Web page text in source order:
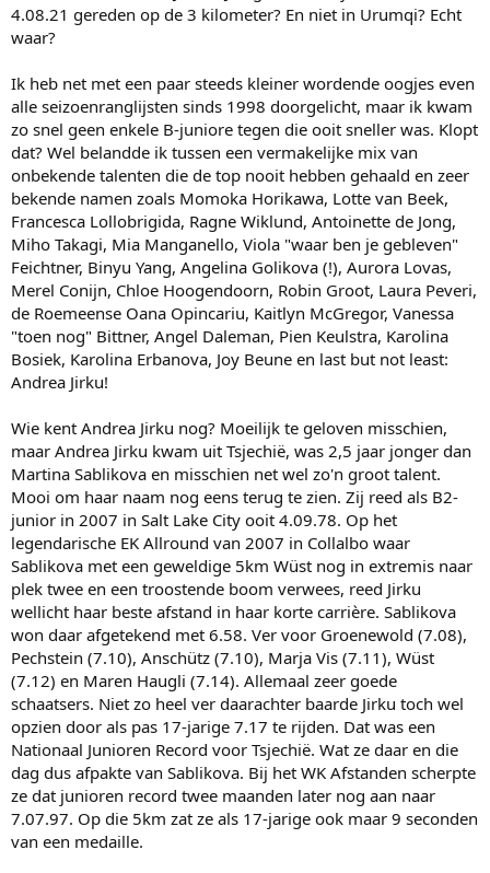
4.08.21 gereden op de 3 kilometer? En niet in Urumqi? Echt
waar?
Ik heb net met een paar steeds kleiner wordende oogjes even
alle seizoenranglijsten sinds 1998 doorgelicht, maar ik kwam
zo snel geen enkele B-juniore tegen die ooit sneller was. Klopt
dat? Wel belandde ik tussen een vermakelijke mix van
onbekende talenten die de top nooit hebben gehaald en zeer
bekende namen zoals Momoka Horikawa, Lotte van Beek,
Francesca Lollobrigida, Ragne Wiklund, Antoinette de Jong,
Miho Takagi, Mia Manganello, Viola "waar ben je gebleven"
Feichtner, Binyu Yang, Angelina Golikova (!), Aurora Lovas,
Merel Conijn, Chloe Hoogendoorn, Robin Groot, Laura Peveri,
de Roemeense Oana Opincariu, Kaitlyn McGregor, Vanessa
"toen nog" Bittner, Angel Daleman, Pien Keulstra, Karolina
Bosiek, Karolina Erbanova, Joy Beune en last but not least:
Andrea Jirku!
Wie kent Andrea Jirku nog? Moeilijk te geloven misschien,
maar Andrea Jirku kwam uit Tsjechië, was 2,5 jaar jonger dan
Martina Sablikova en misschien net wel zo'n groot talent.
Mooi om haar naam nog eens terug te zien. Zij reed als B2-
junior in 2007 in Salt Lake City ooit 4.09.78. Op het
legendarische EK Allround van 2007 in Collalbo waar
Sablikova met een geweldige 5km Wüst nog in extremis naar
plek twee en een troostende boom verwees, reed Jirku
wellicht haar beste afstand in haar korte carrière. Sablikova
won daar afgetekend met 6.58. Ver voor Groenewold (7.08),
Pechstein (7.10), Anschütz (7.10), Marja Vis (7.11), Wüst
(7.12) en Maren Haugli (7.14). Allemaal zeer goede
schaatsers. Niet zo heel ver daarachter baarde Jirku toch wel
opzien door als pas 17-jarige 7.17 te rijden. Dat was een
Nationaal Junioren Record voor Tsjechië. Wat ze daar en die
dag dus afpakte van Sablikova. Bij het WK Afstanden scherpte
ze dat junioren record twee maanden later nog aan naar
7.07.97. Op die 5km zat ze als 17-jarige ook maar 9 seconden
van een medaille.